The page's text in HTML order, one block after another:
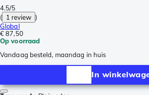
4.5/5
( 1 review )
Global
€ 87,50
Op voorraad
Vandaag besteld, maandag in huis
In